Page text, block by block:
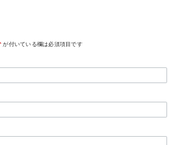
* が付いている欄は必須項目です